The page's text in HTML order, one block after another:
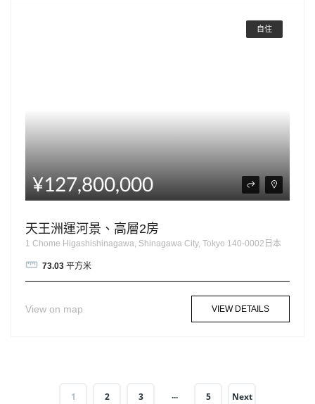
自住
¥127,800,000
天王洲運河景、高層2房
1 Chome Higashishinagawa, Shinagawa City, Tokyo 140-0002日本
73.03 平方米
View on map VIEW DETAILS
1 2 3 ... 5 Next